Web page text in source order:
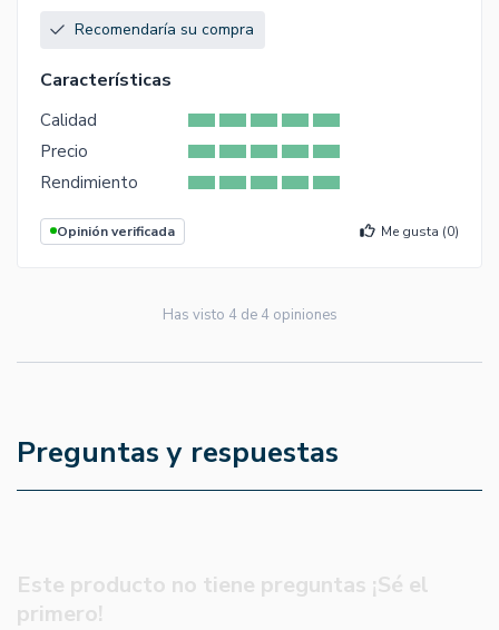
Recomendaría su compra
Características
Calidad
Precio
Rendimiento
Opinión verificada Me gusta (0)
Has visto 4de 4opiniones
Preguntas y respuestas
Este producto no tiene preguntas ¡Sé el
primero!